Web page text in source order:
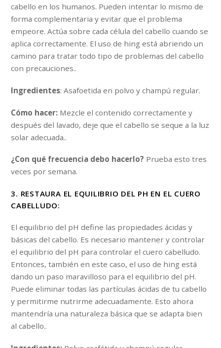
cabello en los humanos. Pueden intentar lo mismo de
forma complementaria y evitar que el problema
empeore. Actúa sobre cada célula del cabello cuando se
aplica correctamente. El uso de hing está abriendo un
camino para tratar todo tipo de problemas del cabello
con precauciones..
Ingredientes: Asafoetida en polvo y champú regular.
Cómo hacer: Mezcle el contenido correctamente y
después del lavado, deje que el cabello se seque a la luz
solar adecuada..
¿Con qué frecuencia debo hacerlo? Prueba esto tres
veces por semana.
3. RESTAURA EL EQUILIBRIO DEL PH EN EL CUERO
CABELLUDO:
El equilibrio del pH define las propiedades ácidas y
básicas del cabello. Es necesario mantener y controlar
el equilibrio del pH para controlar el cuero cabelludo.
Entonces, también en este caso, el uso de hing está
dando un paso maravilloso para el equilibrio del pH.
Puede eliminar todas las partículas ácidas de tu cabello
y permitirme nutrirme adecuadamente. Esto ahora
mantendría una naturaleza básica que se adapta bien
al cabello..